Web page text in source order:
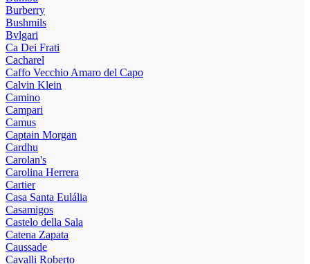
Burberry
Bushmils
Bvlgari
Ca Dei Frati
Cacharel
Caffo Vecchio Amaro del Capo
Calvin Klein
Camino
Campari
Camus
Captain Morgan
Cardhu
Carolan's
Carolina Herrera
Cartier
Casa Santa Eulália
Casamigos
Castelo della Sala
Catena Zapata
Caussade
Cavalli Roberto